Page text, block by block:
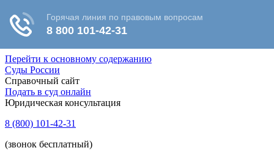
Перейти к основному содержанию
Суды России
Справочный сайт
Подать в суд онлайн
Юридическая консультация
8 (800) 101-42-31
(звонок бесплатный)